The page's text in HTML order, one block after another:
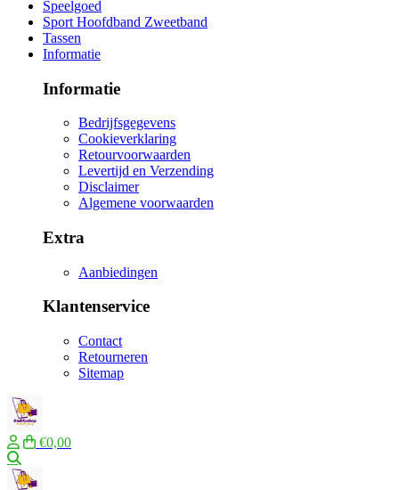
Speelgoed
Sport Hoofdband Zweetband
Tassen
Informatie
Informatie
Bedrijfsgegevens
Cookieverklaring
Retourvoorwaarden
Levertijd en Verzending
Disclaimer
Algemene voorwaarden
Extra
Aanbiedingen
Klantenservice
Contact
Retourneren
Sitemap
€0,00